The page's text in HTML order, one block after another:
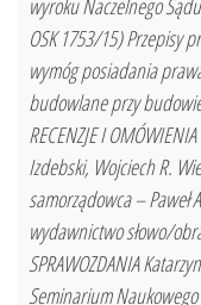
wyroku Naczelnego
OSK 1753/15) Przepisy
wymóg posiadania
budowlane przy
RECENZJE I
Izdebski, Wojciech R.
samorządowca – Paweł
wydawnictwo słowo/
SPRAWOZDANIA
Seminarium